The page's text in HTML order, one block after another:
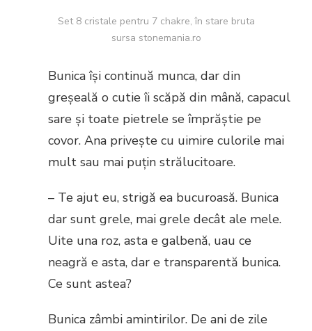
Set 8 cristale pentru 7 chakre, în stare bruta
sursa stonemania.ro
Bunica își continuă munca, dar din
greșeală o cutie îi scăpă din mână, capacul
sare și toate pietrele se împrăștie pe
covor. Ana privește cu uimire culorile mai
mult sau mai puțin strălucitoare.
– Te ajut eu, strigă ea bucuroasă. Bunica
dar sunt grele, mai grele decât ale mele.
Uite una roz, asta e galbenă, uau ce
neagră e asta, dar e transparentă bunica.
Ce sunt astea?
Bunica zâmbi amintirilor. De ani de zile